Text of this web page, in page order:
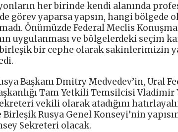
her birinde kendi alanında
görev yaparsa yapsın, hangi bölgede
Önümüzde Federal Meclis
uygulanması ve bölgelerdeki seçim
bir cephe olarak sakinlerimizin
Başkanı Dmitry Medvedev’in, Ural
Tam Yetkili Temsilcisi
vekili olarak atadığını
Birleşik Rusya Genel Konseyi’nin
Sekreteri olacak.